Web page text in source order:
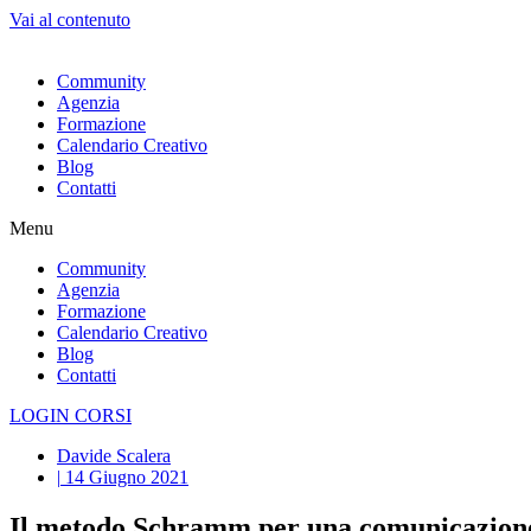
Vai al contenuto
Community
Agenzia
Formazione
Calendario Creativo
Blog
Contatti
Menu
Community
Agenzia
Formazione
Calendario Creativo
Blog
Contatti
LOGIN CORSI
Davide Scalera
| 14 Giugno 2021